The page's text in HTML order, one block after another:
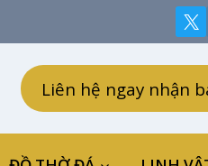
Liên hệ ngay nhận